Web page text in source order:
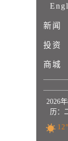
新闻
投资
商城
2026
历：
12°